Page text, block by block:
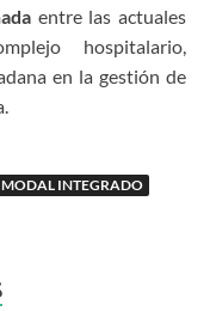
entre las actuales
hospitalario,
en la gestión de
INTEGRADO